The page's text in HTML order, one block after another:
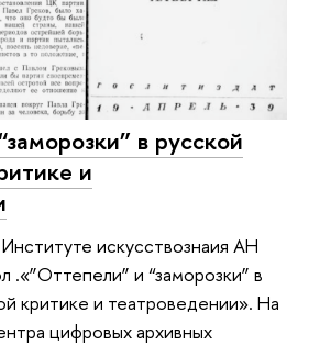
в русской
и
искусствознаия АН
.«”Оттепели” и “заморозки” в
критике и театроведении». На
цифровых архивных